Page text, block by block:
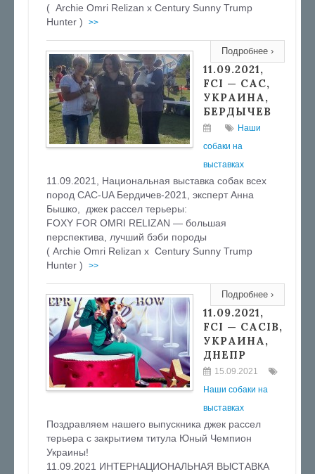
( Archie Omri Relizan х Century Sunny Trump
Hunter )
>>
Подробнее ›
11.09.2021,
FCI — CAC,
УКРАИНА,
БЕРДЫЧЕВ
Наши
собаки на
выставках
11.09.2021, Национальная выставка собак всех
пород CAC-UA Бердичев-2021, эксперт Анна
Бышко, джек рассел терьеры:
FOXY FOR OMRI RELIZAN — большая
перспектива, лучший бэби породы
( Archie Omri Relizan х Century Sunny Trump
Hunter )
>>
Подробнее ›
11.09.2021,
FCI — CACIB,
УКРАИНА,
ДНЕПР
15.09.2021
Наши собаки на
выставках
Поздравляем нашего выпускника джек рассел
терьера с закрытием титула Юный Чемпион
Украины!
11.09.2021 ИНТЕРНАЦИОНАЛЬНАЯ ВЫСТАВКА